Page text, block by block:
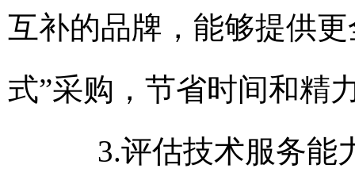
互补的品牌，能够提供
式”采购，节省时间和精
3.评估技术服务能力